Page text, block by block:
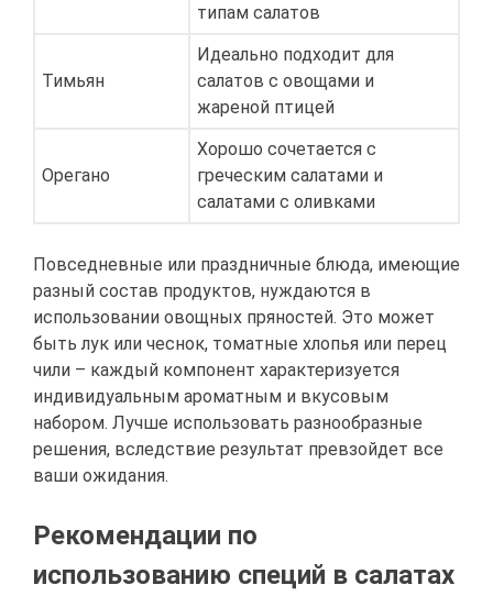
типам салатов
Тимьян
Идеально подходит для
салатов с овощами и
жареной птицей
Орегано
Хорошо сочетается с
греческим салатами и
салатами с оливками
Повседневные или праздничные блюда, имеющие
разный состав продуктов, нуждаются в
использовании овощных пряностей. Это может
быть лук или чеснок, томатные хлопья или перец
чили – каждый компонент характеризуется
индивидуальным ароматным и вкусовым
набором. Лучше использовать разнообразные
решения, вследствие результат превзойдет все
ваши ожидания.
Рекомендации по
использованию специй в салатах